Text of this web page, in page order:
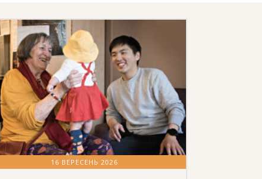
16 ВЕРЕСЕНЬ 2026